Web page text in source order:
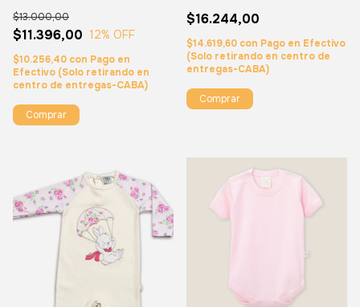
$11.396,00
$13.000,00
12% OFF
$10.256,40 con Pago en
Efectivo (Solo retirando en
centro de entregas-CABA)
Comprar
$16.244,00
$14.619,60 con Pago en Efectivo
(Solo retirando en centro de
entregas-CABA)
Comprar